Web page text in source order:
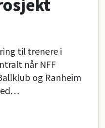
til trenere i
når NFF
og Ranheim